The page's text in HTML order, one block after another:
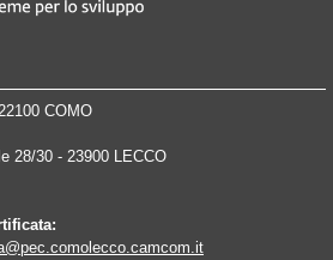
COMO
28/30 - 23900 LECCO